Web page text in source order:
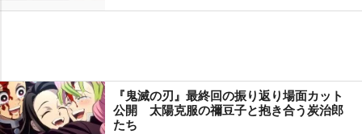
『鬼滅の刃』最終回の振り返り場面カット
公開 太陽克服の禰豆子と抱き合う炭治郎
たち